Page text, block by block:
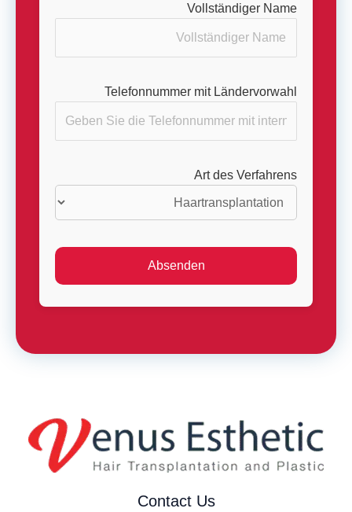
Vollständiger Name
Telefonnummer mit Ländervorwahl
Art des Verfahrens
Contact Us